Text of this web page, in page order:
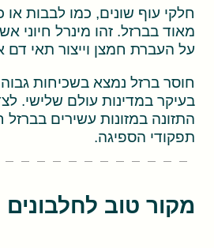
חלקי עוף שונים, כמו לבבות או
מאוד בברזל. זהו מינרל חיוני
על העברת חמצן וייצור תאי דם
חוסר ברזל נמצא בשכיחות
בעיקר במדינות עולם שלישי.
התזונה במזונות עשירים
תפקודי הספיגה.
מקור טוב לחלבונים